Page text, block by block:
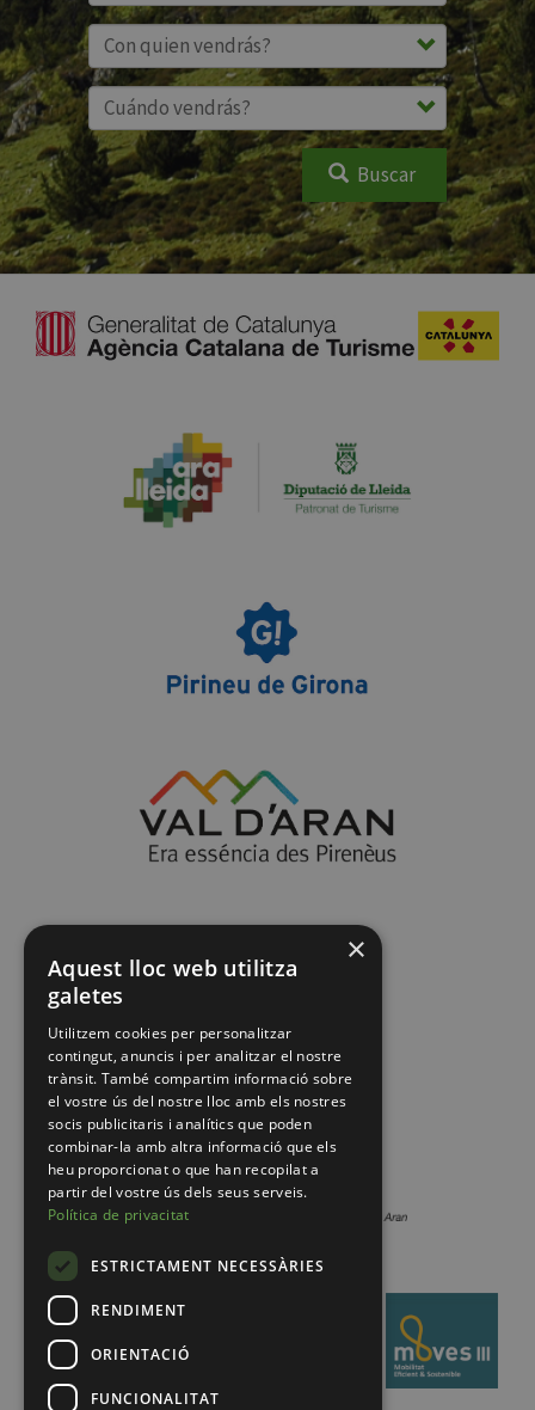
Buscar
×
Aquest lloc web utilitza
galetes
Utilitzem cookies per personalitzar
contingut, anuncis i per analitzar el nostre
trànsit. També compartim informació sobre
el vostre ús del nostre lloc amb els nostres
socis publicitaris i analítics que poden
combinar-la amb altra informació que els
heu proporcionat o que han recopilat a
partir del vostre ús dels seus serveis.
Política de privacitat
ESTRICTAMENT NECESSÀRIES
RENDIMENT
ORIENTACIÓ
FUNCIONALITAT